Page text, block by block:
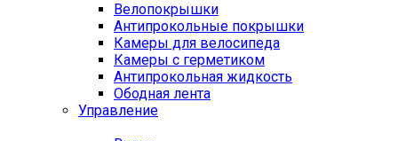
Велопокрышки
Антипрокольные покрышки
Камеры для велосипеда
Камеры с герметиком
Антипрокольная жидкость
Ободная лента
Управление